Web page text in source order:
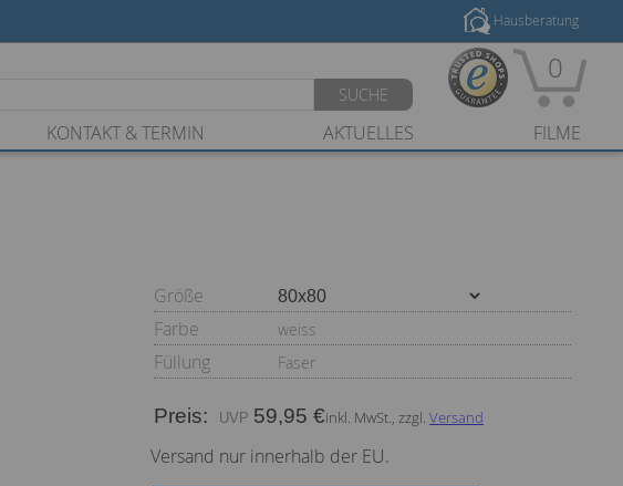
Hausberatung
SUCHE
0
KONTAKT & TERMIN AKTUELLES FILME
Größe
Farbe
weiss
Füllung Faser
Preis: 59,95 €inkl. MwSt., zzgl. Versand
Versand nur innerhalb der EU.